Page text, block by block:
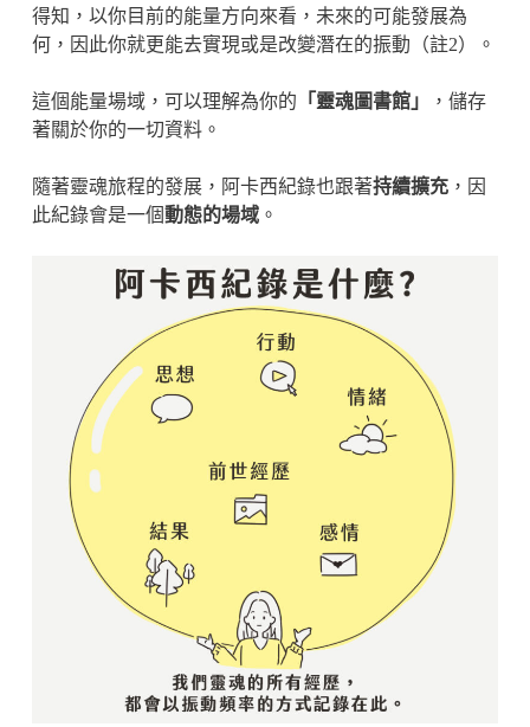
得知，以你目前的能量方向來看，未來的可能發展為
何，因此你就更能去實現或是改變潛在的振動（​註2）。
這個能量場域，可以理解為你的 「靈魂圖書館」
，儲存
著關於你的一切資料。
隨著靈魂旅程的發展，阿卡西紀錄也跟著持續擴充，因
此紀錄會是一個動態的場域。